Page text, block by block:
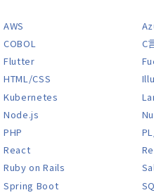
AWS
COBOL
C
Flutter
HTML/CSS
Kubernetes
Node.js
PHP
React
Ruby on Rails
Spring Boot